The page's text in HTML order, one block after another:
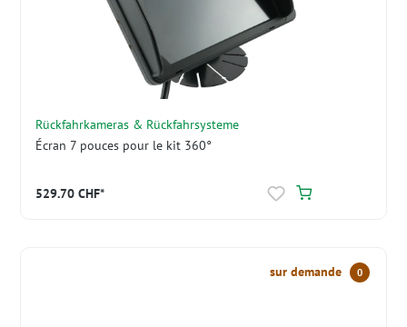
Rückfahrkameras & Rückfahrsysteme
Écran 7 pouces pour le kit 360°
529.70 CHF*
sur demande 0